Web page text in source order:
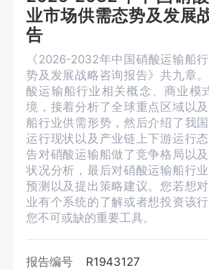
业市场供需态势及发展
告
《2026-2032年中国硝酸运输船
势及发展战略咨询报告》共九章
酸运输船行业相关概念、商业模
境，接着分析了全球重点区域以
船行业供需形势，然后介绍了我
运行现状以及产业链上下游运行
告对硝酸运输船做了竞争格局以
状况分析，最后对硝酸运输船行
预测以及提出策略建议。您若想
业有个系统的了解或者想投资该
您不可或缺的重要工具。
报告编号 R1943127